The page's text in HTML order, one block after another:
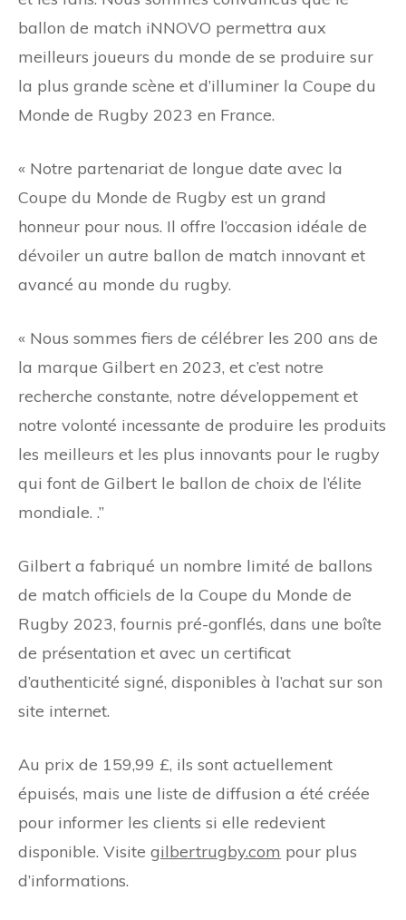
ballon de match iNNOVO permettra aux
meilleurs joueurs du monde de se produire sur
la plus grande scène et d’illuminer la Coupe du
Monde de Rugby 2023 en France.
« Notre partenariat de longue date avec la
Coupe du Monde de Rugby est un grand
honneur pour nous. Il offre l’occasion idéale de
dévoiler un autre ballon de match innovant et
avancé au monde du rugby.
« Nous sommes fiers de célébrer les 200 ans de
la marque Gilbert en 2023, et c’est notre
recherche constante, notre développement et
notre volonté incessante de produire les produits
les meilleurs et les plus innovants pour le rugby
qui font de Gilbert le ballon de choix de l’élite
mondiale. .”
Gilbert a fabriqué un nombre limité de ballons
de match officiels de la Coupe du Monde de
Rugby 2023, fournis pré-gonflés, dans une boîte
de présentation et avec un certificat
d’authenticité signé, disponibles à l’achat sur son
site internet.
Au prix de 159,99 £, ils sont actuellement
épuisés, mais une liste de diffusion a été créée
pour informer les clients si elle redevient
disponible. Visite gilbertrugby.com pour plus
d’informations.